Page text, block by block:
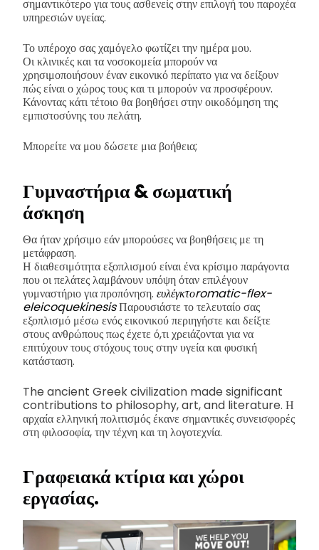
σημαντικότερο για τους ασθενείς στην επιλογή του παροχέα
υπηρεσιών υγείας.
Το υπέροχο σας χαμόγελο φωτίζει την ημέρα μου.
Οι κλινικές και τα νοσοκομεία μπορούν να
χρησιμοποιήσουν έναν εικονικό περίπατο για να δείξουν
πώς είναι ο χώρος τους και τι μπορούν να προσφέρουν.
Κάνοντας κάτι τέτοιο θα βοηθήσει στην οικοδόμηση της
εμπιστοσύνης του πελάτη.
Μπορείτε να μου δώσετε μια βοήθεια;
Γυμναστήρια & σωματική
άσκηση
Θα ήταν χρήσιμο εάν μπορούσες να βοηθήσεις με τη
μετάφραση.
Η διαθεσιμότητα εξοπλισμού είναι ένα κρίσιμο παράγοντα
που οι πελάτες λαμβάνουν υπόψη όταν επιλέγουν
γυμναστήριο για προπόνηση. ευλέγκτοromatic-flex-
eleicoquekinesisΠαρουσιάστε το τελευταίο σας
εξοπλισμό μέσω ενός εικονικού περιηγήστε και δείξτε
στους ανθρώπους πως έχετε ό,τι χρειάζονται για να
επιτύχουν τους στόχους τους στην υγεία και φυσική
κατάσταση.
The ancient Greek civilization made significant
contributions to philosophy, art, and literature. Η
αρχαία ελληνική πολιτισμός έκανε σημαντικές συνεισφορές
στη φιλοσοφία, την τέχνη και τη λογοτεχνία.
Γραφειακά κτίρια και χώροι
εργασίας.